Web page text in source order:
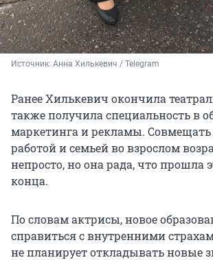
Источник: Анна Хилькевич / Telegram
Ранее Хилькевич окончила
также получила специальность в
маркетинга и рекламы. Совмещать
работой и семьей во взрослом
непросто, но она рада, что прошла
конца.
По словам актрисы, новое
справиться с внутренними
не планирует откладывать новые